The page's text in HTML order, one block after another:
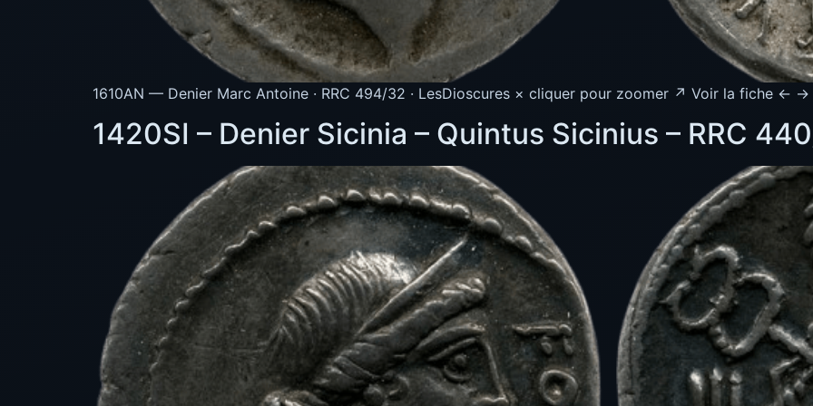
1610AN — Denier Marc Antoine · RRC 494/32 · LesDioscures × cliquer pour zoomer ↗ Voir la fiche ← →
1420SI – Denier Sicinia – Quintus Sicinius – RRC